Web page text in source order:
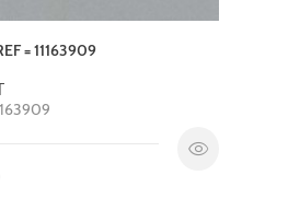
= 11163909